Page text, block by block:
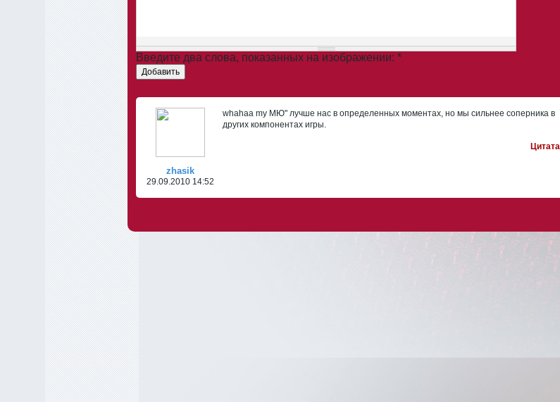
Введите два слова, показанных на изображении: *
Добавить
zhasik
29.09.2010 14:52
whahaa my МЮ" лучше нас в определенных моментах, но мы сильнее соперника в
других компонентах игры.
Цитата